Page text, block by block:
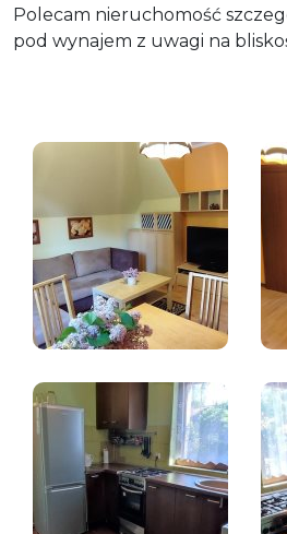
Polecam nieruchomość
pod wynajem z uwagi na